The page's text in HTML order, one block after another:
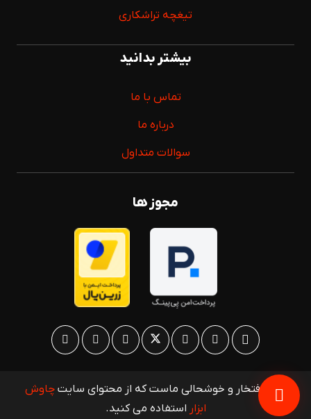
تیغچه تراشکاری
بیشتر بدانید
تماس با ما
درباره ما
سوالات متداول
مجوز ها
مایه افتخار و خوشحالی ماست که از محتوای سایتچاوش
ابزار استفاده می کنید.